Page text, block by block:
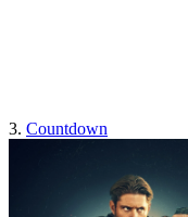
3. Countdown